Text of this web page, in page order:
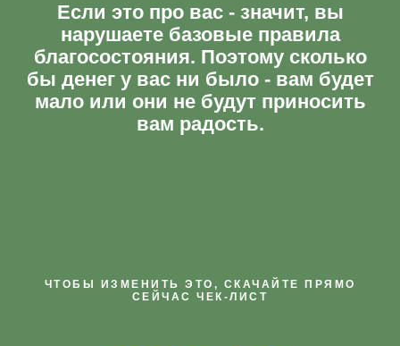
Если это про вас - значит, вы
нарушаете базовые правила
благосостояния. Поэтому сколько
бы денег у вас ни было - вам будет
мало или они не будут приносить
вам радость.
ЧТОБЫ ИЗМЕНИТЬ ЭТО, СКАЧАЙТЕ ПРЯМО
СЕЙЧАС ЧЕК-ЛИСТ